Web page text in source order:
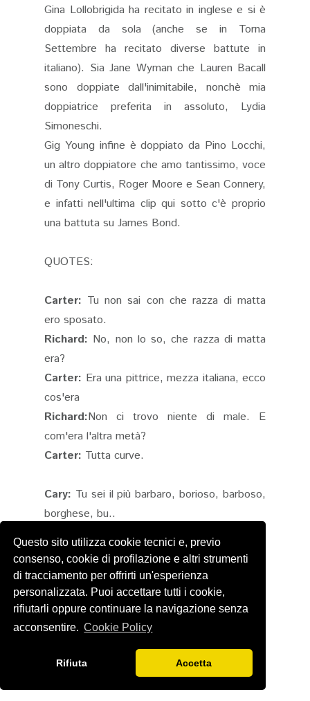
Questo sito utilizza cookie tecnici e, previo
consenso, cookie di profilazione e altri strumenti
di tracciamento per offrirti un'esperienza
personalizzata. Puoi accettare tutti i cookie,
rifiutarli oppure continuare la navigazione senza
acconsentire. Cookie Policy
Rifiuta Accetta
Gina Lollobrigida ha recitato in inglese e si è
doppiata da sola (anche se in Torna
Settembre ha recitato diverse battute in
italiano). Sia Jane Wyman che Lauren Bacall
sono doppiate dall'inimitabile, nonchè mia
doppiatrice preferita in assoluto, Lydia
Simoneschi.
Gig Young infine è doppiato da Pino Locchi,
un altro doppiatore che amo tantissimo, voce
di Tony Curtis, Roger Moore e Sean Connery,
e infatti nell'ultima clip qui sotto c'è proprio
una battuta su James Bond.
QUOTES:
Carter: Tu non sai con che razza di matta
ero sposato.
Richard: No, non lo so, che razza di matta
era?
Carter: Era una pittrice, mezza italiana, ecco
cos'era
Richard:Non ci trovo niente di male. E
com'era l'altra metà?
Carter: Tutta curve.
Cary: Tu sei il più barbaro, borioso, barboso,
borghese, bu..
Cary:Burino che abbia mai visto!
Carter(rivolto ad Harry):E lei non ficchi il
naso nelle faccende altrui.
Richard:Hai proprio sposato una matta.
Una matta? No proprio tutto il
manicomio!